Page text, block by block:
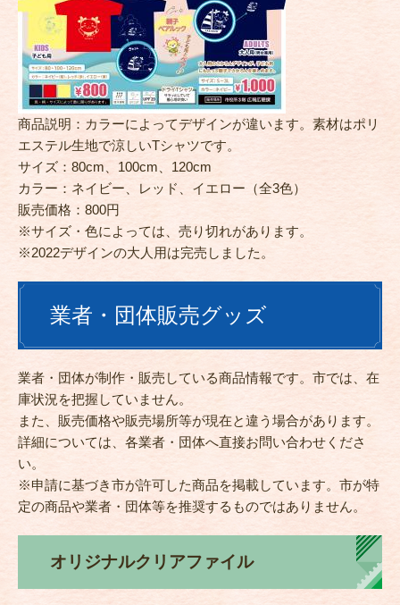
商品説明：カラーによってデザインが違います。素材はポリ
エステル生地で涼しいTシャツです。
サイズ：80cm、100cm、120cm
カラー：ネイビー、レッド、イエロー（全3色）
販売価格：800円
※サイズ・色によっては、売り切れがあります。
※2022デザインの大人用は完売しました。
業者・団体販売グッズ
業者・団体が制作・販売している商品情報です。市では、在
庫状況を把握していません。
また、販売価格や販売場所等が現在と違う場合があります。
詳細については、各業者・団体へ直接お問い合わせくださ
い。
※申請に基づき市が許可した商品を掲載しています。市が特
定の商品や業者・団体等を推奨するものではありません。
オリジナルクリアファイル